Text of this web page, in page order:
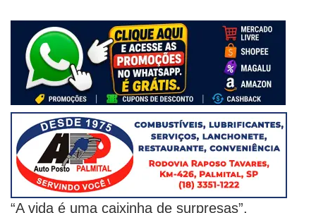
“A vida é uma caixinha de surpresas”,